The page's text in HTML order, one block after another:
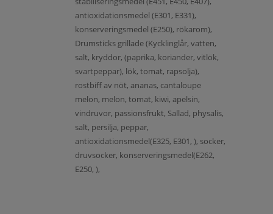
antioxidationsmedel (E301, E331),
konserveringsmedel (E250), rökarom),
Drumsticks grillade (Kycklinglår, vatten,
salt, kryddor, (paprika, koriander, vitlök,
svartpeppar), lök, tomat, rapsolja),
rostbiff av nöt, ananas, cantaloupe
melon, melon, tomat, kiwi, apelsin,
vindruvor, passionsfrukt, Sallad, physalis,
salt, persilja, peppar,
antioxidationsmedel(E325, E301, ), socker,
druvsocker, konserveringsmedel(E262,
E250, ),